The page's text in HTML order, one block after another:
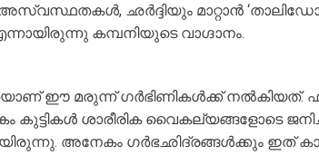
അസ്വസ്ഥതകൾ, ഛർദ്ദിയും മാറ്റാൻ
കമ്പനിയുടെ വാഗ്ദാനം.
ഈ മരുന്ന് ഗർഭിണികൾക്ക് നൽകിയത്.
കുട്ടികൾ ശാരീരിക വൈകല്യങ്ങളോടെ
അനേകം ഗർഭഛിദ്രങ്ങൾക്കും ഇത്